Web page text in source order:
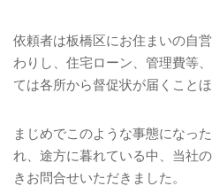
依頼者は板橋区にお住まいの自
わりし、住宅ローン、管理費等
ては各所から督促状が届くこと
まじめでこのような事態になっ
れ、途方に暮れている中、当社
きお問合せいただきました。